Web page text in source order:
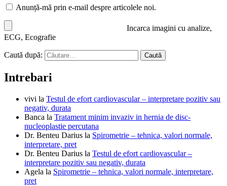
Anunță-mă prin e-mail despre articolele noi.
Incarca imagini cu analize,
ECG, Ecografie
Caută după:
Intrebari
vivi la Testul de efort cardiovascular – interpretare pozitiv sau
negativ, durata
Banca la Tratament minim invaziv in hernia de disc-
nucleoplastie percutana
Dr. Benteu Darius la Spirometrie – tehnica, valori normale,
interpretare, pret
Dr. Benteu Darius la Testul de efort cardiovascular –
interpretare pozitiv sau negativ, durata
Agela la Spirometrie – tehnica, valori normale, interpretare,
pret